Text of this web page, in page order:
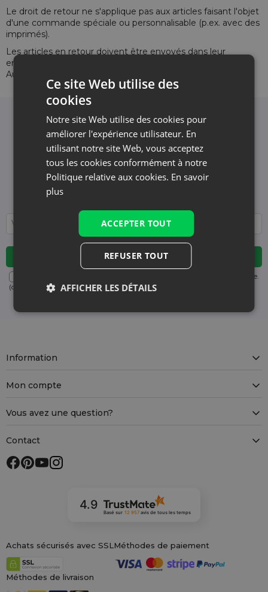
Le droit de retour ne s'applique pas aux articles faisant l'objet
d'une commande spéciale ou personnalisable (p.ex. avec des
imprimés).
Les articles en retour doivent être envoyés dans leur
emballage dorigine et dans létat initial (non endommagés).
Aucun envoi en contre remboursement ne sera accepté.
Newsletter
Inscrivez-vous à la newsletter et restez informé
des dernières actualités et offres
Nous vous informons et vous montrons les
actualités - sans spam inutile. Restez avec nous
Désabonnement gratuit à tout moment. Consultez notre politique.
(obligatoire)
Information
Mon compte
Vous avez une question?
Contact
4.9
Basé sur 12 957 avisde tous les temps
Achats sécurisés avec SSL Méthodes de paiement
Méthodes de livraison
Ce site Web utilise des
cookies
Notre site Web utilise des cookies pour
améliorer l'expérience utilisateur. En
utilisant notre site Web, vous acceptez
tous les cookies conformément à notre
Politique relative aux cookies. En savoir
plus
ACCEPTER TOUT
REFUSER TOUT
AFFICHER LES DÉTAILS